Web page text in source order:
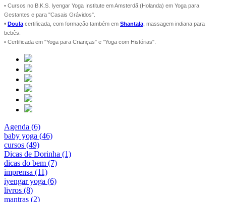
• Cursos no B.K.S. Iyengar Yoga Institute em Amsterdã (Holanda) em Yoga para
Gestantes e para "Casais Grávidos".
• Doula certificada, com formação também em Shantala , massagem indiana para
bebês.
• Certificada em "Yoga para Crianças" e "Yoga com Histórias".
Agenda (6)
baby yoga (46)
cursos (49)
Dicas de Dorinha (1)
dicas do bem (7)
imprensa (11)
iyengar yoga (6)
livros (8)
mantras (2)